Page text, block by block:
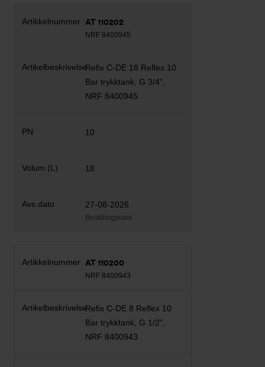
AT 110202
NRF 8400945
Refix C-DE 18 Reflex 10
Bar trykktank, G 3/4",
NRF 8400945
10
18
27-08-2026
Bestillingsvare
AT 110200
NRF 8400943
Refix C-DE 8 Reflex 10
Bar trykktank, G 1/2",
NRF 8400943